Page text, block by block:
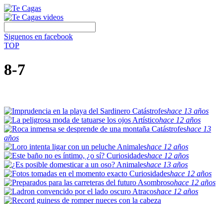
Siguenos en facebook
TOP
8-7
Catástrofeshace 13 años
Artísticohace 12 años
Catástrofeshace 13
años
Animaleshace 12 años
Curiosidadeshace 12 años
Animaleshace 13 años
Curiosidadeshace 12 años
Asombrosohace 12 años
Atracoshace 12 años